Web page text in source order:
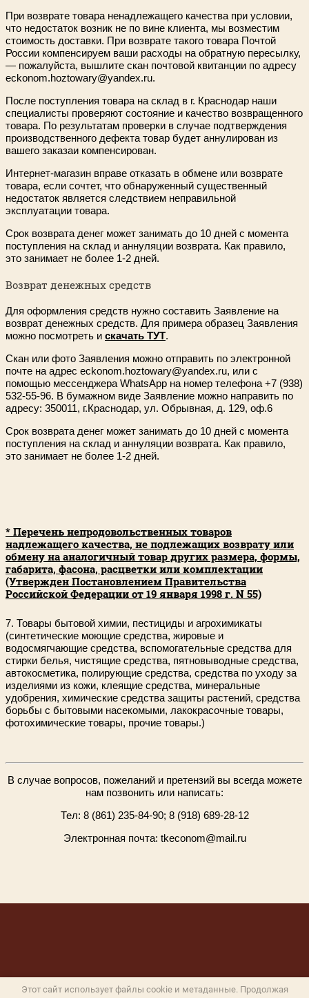
При возврате товара ненадлежащего качества при условии,
что недостаток возник не по вине клиента, мы возместим
стоимость доставки. При возврате такого товара Почтой
России компенсируем ваши расходы на обратную пересылку,
— пожалуйста, вышлите скан почтовой квитанции по адресу
eckonom.hoztowary@yandex.ru.
После поступления товара на склад в г. Краснодар наши
специалисты проверяют состояние и качество возвращенного
товара. По результатам проверки в случае подтверждения
производственного дефекта товар будет аннулирован из
вашего заказаи компенсирован.
Интернет-магазин вправе отказать в обмене или возврате
товара, если сочтет, что обнаруженный существенный
недостаток является следствием неправильной
эксплуатации товара.
Срок возврата денег может занимать до 10 дней с момента
поступления на склад и аннуляции возврата. Как правило,
это занимает не более 1-2 дней.
Возврат денежных средств
Для оформления средств нужно составить Заявление на
возврат денежных средств. Для примера образец Заявления
можно посмотреть и скачать ТУТ.
Скан или фото Заявления можно отправить по электронной
почте на адрес eckonom.hoztowary@yandex.ru, или с
помощью мессенджера WhatsApp на номер телефона +7 (938)
532-55-96. В бумажном виде Заявление можно направить по
адресу: 350011, г.Краснодар, ул. Обрывная, д. 129, оф.6
Срок возврата денег может занимать до 10 дней с момента
поступления на склад и аннуляции возврата. Как правило,
это занимает не более 1-2 дней.
* Перечень непродовольственных товаров
надлежащего качества, не подлежащих возврату или
обмену на аналогичный товар других размера, формы,
габарита, фасона, расцветки или комплектации
(Утвержден Постановлением Правительства
Российской Федерации от 19 января 1998 г. N 55)
7. Товары бытовой химии, пестициды и агрохимикаты
(синтетические моющие средства, жировые и
водосмягчающие средства, вспомогательные средства для
стирки белья, чистящие средства, пятновыводные средства,
автокосметика, полирующие средства, средства по уходу за
изделиями из кожи, клеящие средства, минеральные
удобрения, химические средства защиты растений, средства
борьбы с бытовыми насекомыми, лакокрасочные товары,
фотохимические товары, прочие товары.)
В случае вопросов, пожеланий и претензий вы всегда можете
нам позвонить или написать:
Тел: 8 (861) 235-84-90; 8 (918) 689-28-12
Электронная почта: tkeconom@mail.ru
Этот сайт использует файлы cookie и метаданные. Продолжая